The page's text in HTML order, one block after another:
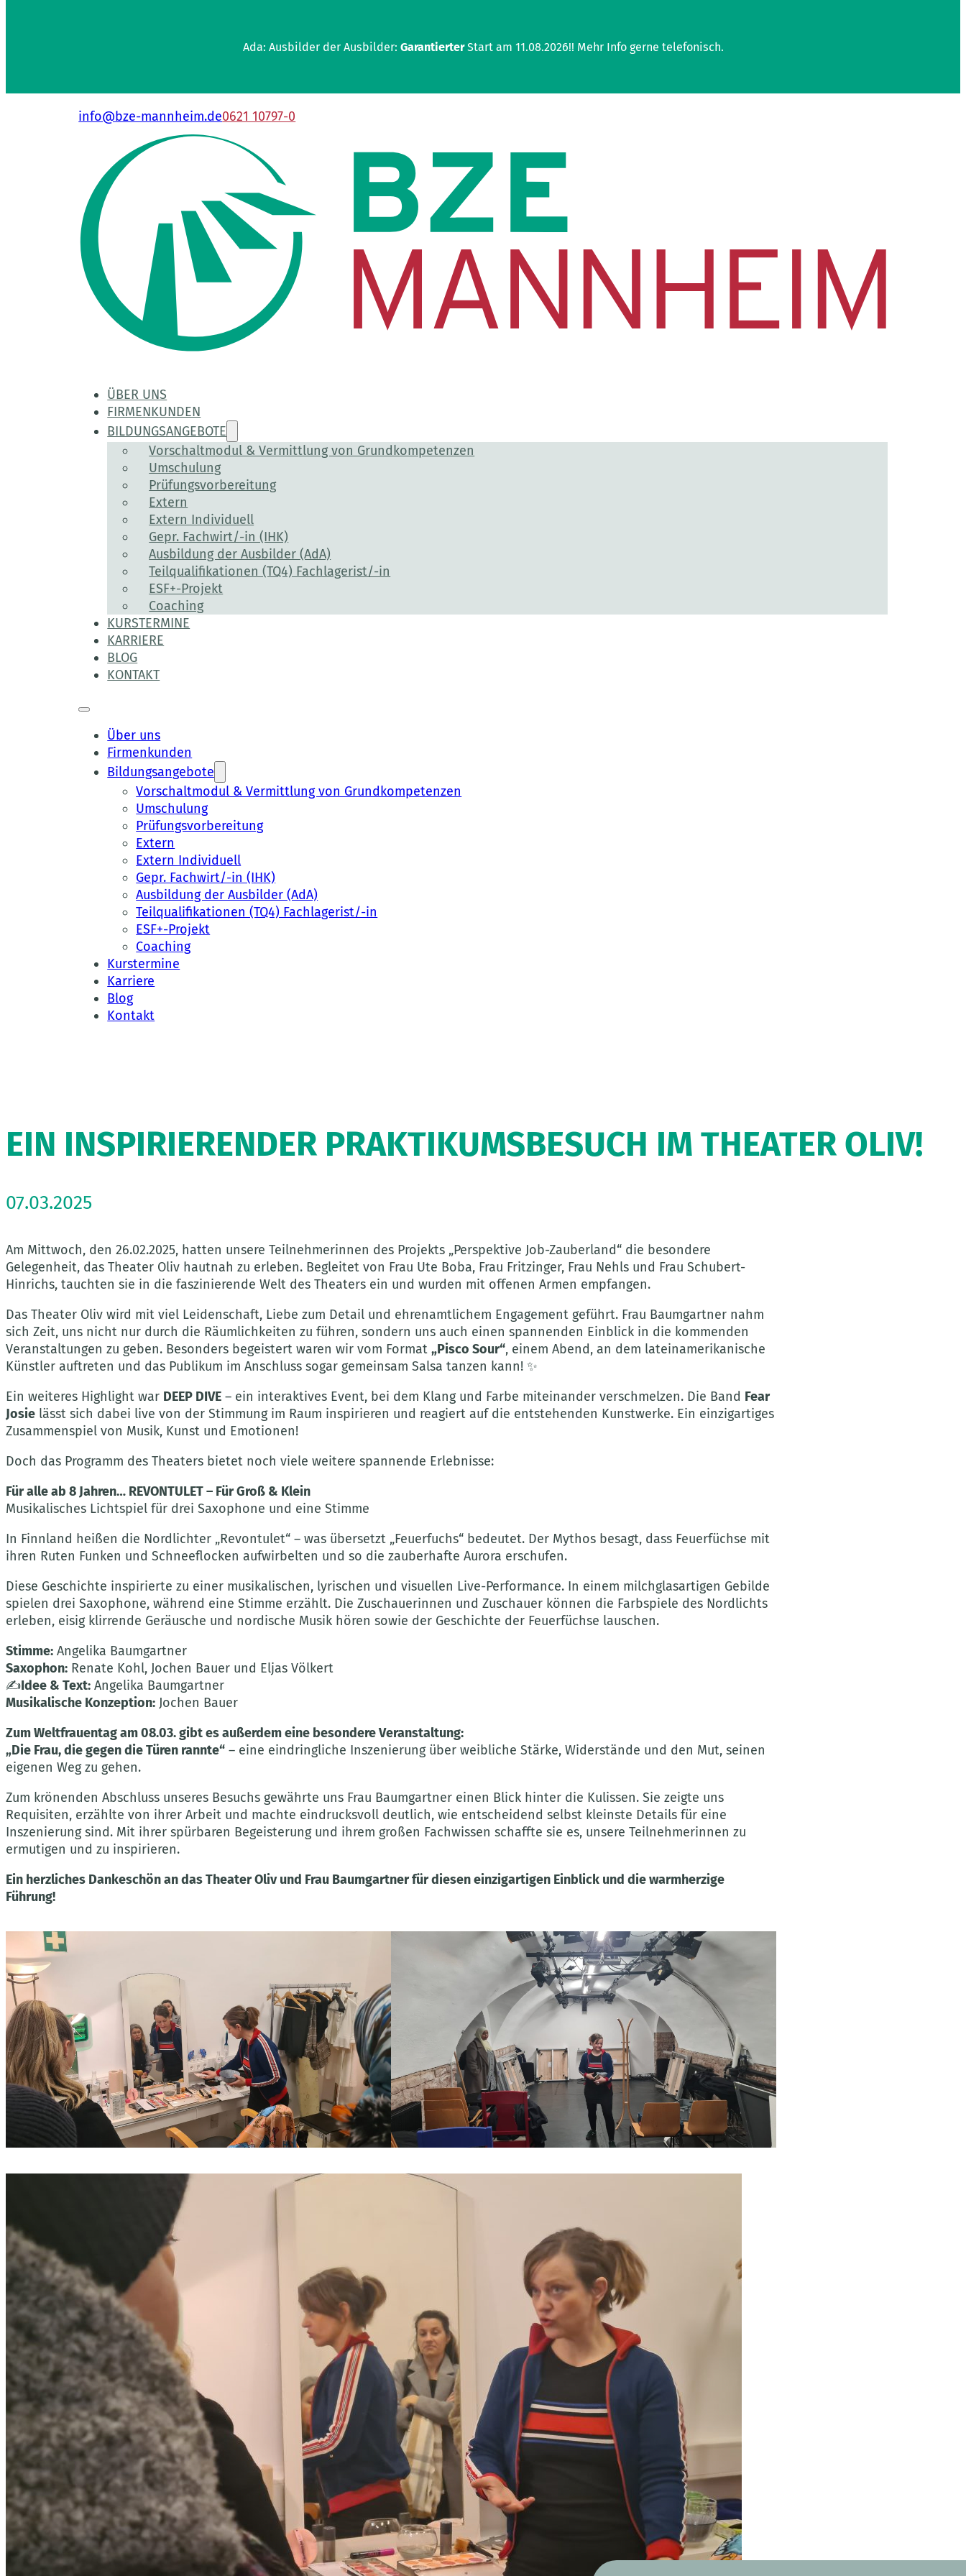
Ada: Ausbilder der Ausbilder: GarantierterStart am 11.08.2026!! Mehr Info gerne telefonisch.
info@bze-mannheim.de0621 10797-0
ÜBER UNS
FIRMENKUNDEN
BILDUNGSANGEBOTE
Vorschaltmodul & Vermittlung von Grundkompetenzen
Umschulung
Prüfungsvorbereitung
Extern
Extern Individuell
Gepr. Fachwirt/-in (IHK)
Ausbildung der Ausbilder (AdA)
Teilqualifikationen (TQ4) Fachlagerist/-in
ESF+-Projekt
Coaching
KURSTERMINE
KARRIERE
BLOG
KONTAKT
Über uns
Firmenkunden
Bildungsangebote
Vorschaltmodul & Vermittlung von Grundkompetenzen
Umschulung
Prüfungsvorbereitung
Extern
Extern Individuell
Gepr. Fachwirt/-in (IHK)
Ausbildung der Ausbilder (AdA)
Teilqualifikationen (TQ4) Fachlagerist/-in
ESF+-Projekt
Coaching
Kurstermine
Karriere
Blog
Kontakt
EIN INSPIRIERENDER PRAKTIKUMSBESUCH IM THEATER OLIV!
07.03.2025
Am Mittwoch, den 26.02.2025, hatten unsere Teilnehmerinnen des Projekts „Perspektive Job-Zauberland“ die besondere
Gelegenheit, das Theater Oliv hautnah zu erleben. Begleitet von Frau Ute Boba, Frau Fritzinger, Frau Nehls und Frau Schubert-
Hinrichs, tauchten sie in die faszinierende Welt des Theaters ein und wurden mit offenen Armen empfangen.
Das Theater Oliv wird mit viel Leidenschaft, Liebe zum Detail und ehrenamtlichem Engagement geführt. Frau Baumgartner nahm
sich Zeit, uns nicht nur durch die Räumlichkeiten zu führen, sondern uns auch einen spannenden Einblick in die kommenden
Veranstaltungen zu geben. Besonders begeistert waren wir vom Format „Pisco Sour“, einem Abend, an dem lateinamerikanische
Künstler auftreten und das Publikum im Anschluss sogar gemeinsam Salsa tanzen kann! ✨
Ein weiteres Highlight war DEEP DIVE – ein interaktives Event, bei dem Klang und Farbe miteinander verschmelzen. Die Band Fear
Josie lässt sich dabei live von der Stimmung im Raum inspirieren und reagiert auf die entstehenden Kunstwerke. Ein einzigartiges
Zusammenspiel von Musik, Kunst und Emotionen!
Doch das Programm des Theaters bietet noch viele weitere spannende Erlebnisse:
Für alle ab 8 Jahren… REVONTULET – Für Groß & Klein
Musikalisches Lichtspiel für drei Saxophone und eine Stimme
In Finnland heißen die Nordlichter „Revontulet“ – was übersetzt „Feuerfuchs“ bedeutet. Der Mythos besagt, dass Feuerfüchse mit
ihren Ruten Funken und Schneeflocken aufwirbelten und so die zauberhafte Aurora erschufen.
Diese Geschichte inspirierte zu einer musikalischen, lyrischen und visuellen Live-Performance. In einem milchglasartigen Gebilde
spielen drei Saxophone, während eine Stimme erzählt. Die Zuschauerinnen und Zuschauer können die Farbspiele des Nordlichts
erleben, eisig klirrende Geräusche und nordische Musik hören sowie der Geschichte der Feuerfüchse lauschen.
Stimme: Angelika Baumgartner
Saxophon: Renate Kohl, Jochen Bauer und Eljas Völkert
✍Idee & Text: Angelika Baumgartner
Musikalische Konzeption: Jochen Bauer
Zum Weltfrauentag am 08.03. gibt es außerdem eine besondere Veranstaltung:
„Die Frau, die gegen die Türen rannte“ – eine eindringliche Inszenierung über weibliche Stärke, Widerstände und den Mut, seinen
eigenen Weg zu gehen.
Zum krönenden Abschluss unseres Besuchs gewährte uns Frau Baumgartner einen Blick hinter die Kulissen. Sie zeigte uns
Requisiten, erzählte von ihrer Arbeit und machte eindrucksvoll deutlich, wie entscheidend selbst kleinste Details für eine
Inszenierung sind. Mit ihrer spürbaren Begeisterung und ihrem großen Fachwissen schaffte sie es, unsere Teilnehmerinnen zu
ermutigen und zu inspirieren.
Ein herzliches Dankeschön an das Theater Oliv und Frau Baumgartner für diesen einzigartigen Einblick und die warmherzige
Führung!